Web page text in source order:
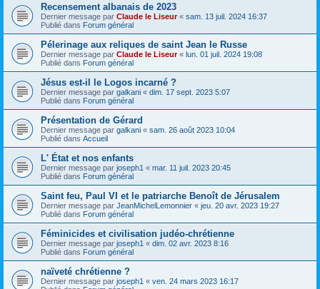
Recensement albanais de 2023
Dernier message par Claude le Liseur« sam. 13 juil. 2024 16:37
Publié dans Forum général
Pélerinage aux reliques de saint Jean le Russe
Dernier message par Claude le Liseur« lun. 01 juil. 2024 19:08
Publié dans Forum général
Jésus est-il le Logos incarné ?
Dernier message par galkani « dim. 17 sept. 2023 5:07
Publié dans Forum général
Présentation de Gérard
Dernier message par galkani « sam. 26 août 2023 10:04
Publié dans Accueil
L' État et nos enfants
Dernier message par joseph1 « mar. 11 juil. 2023 20:45
Publié dans Forum général
Saint feu, Paul VI et le patriarche Benoît de Jérusalem
Dernier message par JeanMichelLemonnier « jeu. 20 avr. 2023 19:27
Publié dans Forum général
Féminicides et civilisation judéo-chrétienne
Dernier message par joseph1 « dim. 02 avr. 2023 8:16
Publié dans Forum général
naïveté chrétienne ?
Dernier message par joseph1 « ven. 24 mars 2023 16:17